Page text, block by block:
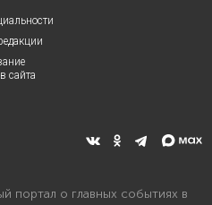
сайта
портал о главных событиях в